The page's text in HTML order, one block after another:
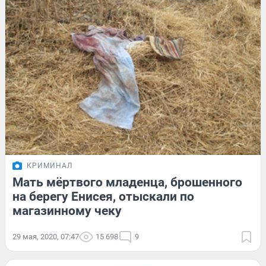
КРИМИНАЛ
Мать мёртвого младенца, брошенного
на берегу Енисея, отыскали по
магазинному чеку
29 мая, 2020, 07:47 15 698 9